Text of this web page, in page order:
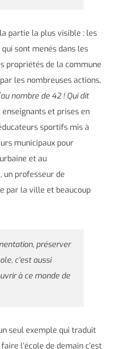
partie la plus visible : les
sont menés dans les
propriétés de la commune
les nombreuses actions,
nombre de 42 ! Qui dit
enseignants et prises en
sportifs mis à
municipaux pour
et au
un professeur de
par la ville et beaucoup
préserver
c’est aussi
à ce monde de
seul exemple qui traduit
l’école de demain c’est